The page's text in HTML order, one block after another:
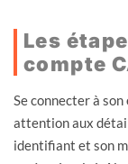
Les
compte
Se connecter à
attention aux
identifiant et son